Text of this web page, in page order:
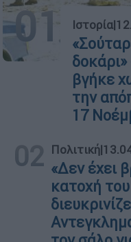
01 Ιστορία|
βγήκε
την
17
02 Πολιτική|
«Δεν έχει
κατοχή